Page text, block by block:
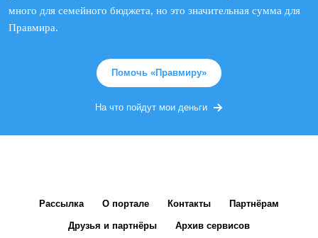
много для семейного бюджета, но это значительная сумма для
Правмира.
Помочь «Правмиру»
На что пойдут мои деньги
Рассылка О портале Контакты Партнёрам
Друзья и партнёры Архив сервисов